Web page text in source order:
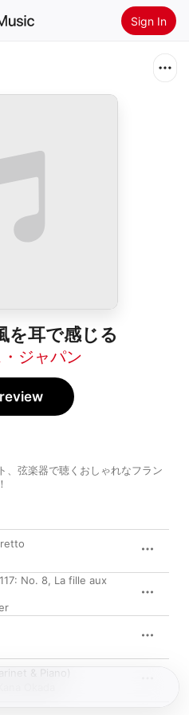
Sign In
Music
を耳で感じる
ジャパン
、弦楽器で聴くおしゃれなフラン
Time
No. 8, La fille aux
& Piano)